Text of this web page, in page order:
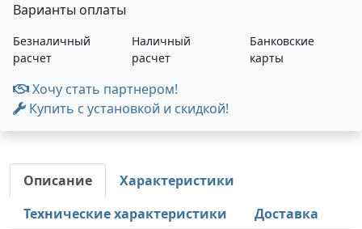
Варианты оплаты
Безналичный
расчет
Наличный
расчет
Банковские
карты
Хочу стать партнером!
Купить с установкой и скидкой!
Описание
Характеристики
Технические характеристики
Доставка